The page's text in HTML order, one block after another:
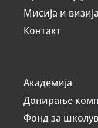
Мисија и визија
Контакт
Академија
Донирање
Фонд за